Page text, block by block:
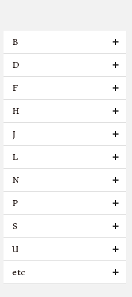
B
D
F
H
J
L
N
P
S
U
etc